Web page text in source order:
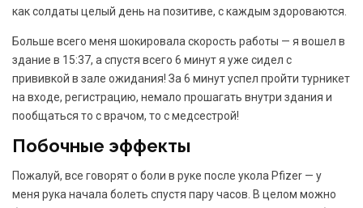
как солдаты целый день на позитиве, с каждым здороваются.
Больше всего меня шокировала скорость работы — я вошел в
здание в 15:37, а спустя всего 6 минут я уже сидел с
прививкой в зале ожидания! За 6 минут успел пройти турникет
на входе, регистрацию, немало прошагать внутри здания и
пообщаться то с врачом, то с медсестрой!
Побочные эффекты
Пожалуй, все говорят о боли в руке после укола Pfizer — у
меня рука начала болеть спустя пару часов. В целом можно